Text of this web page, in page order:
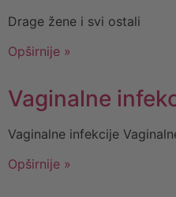
Drage žene i svi ostali
Opširnije »
Vaginalne
Vaginalne infekcije
Opširnije »